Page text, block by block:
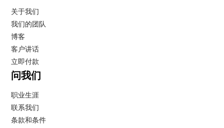
关于我们
我们的团队
博客
客户讲话
立即付款
问我们
职业生涯
联系我们
条款和条件